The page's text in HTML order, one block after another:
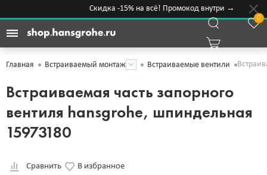
Скидка -15% на всё! Промокод внутри →
0
Главная Встраиваемый монтаж Встраиваемые вентили
Встраиваемая часть запорного
вентиля hansgrohe, шпиндельная
15973180
Сравнить В избранное